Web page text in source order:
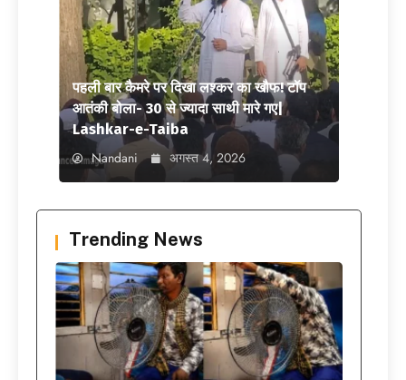
पहली बार कैमरे पर दिखा लश्कर का खौफ! टॉप
आतंकी बोला- 30 से ज्यादा साथी मारे गए|
Lashkar-e-Taiba
Nandani अगस्त 4, 2026
Trending News